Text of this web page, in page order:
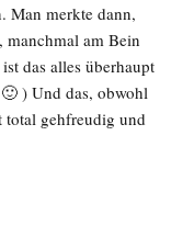
Man merkte dann,
manchmal am Bein
das alles überhaupt
) Und das, obwohl
total gehfreudig und